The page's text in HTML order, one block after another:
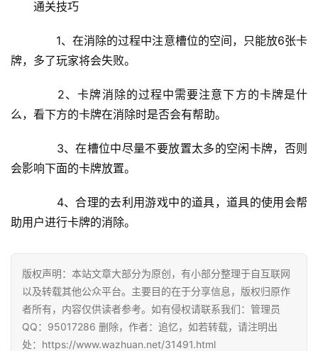
手
赚
P
P
登录
通关技巧
1、在消除的过程中注意槽位的空间，只能放6张卡
牌，多了玩家将会失败。
2、卡牌消除的过程中需要注意下方的卡牌是什
么，看下方的卡牌在消除时是否会有帮助。
3、在槽位中尽量不要放置太多的空闲卡牌，否则
会影响下面的卡牌放置。
4、合理的去利用游戏中的道具，道具的使用会帮
助用户进行卡牌的消除。
版权声明：本站文章大部分为原创，有小部分整理于自互联网
以及转载其他公众平台。主要目的在于分享信息，版权归原作
者所有，内容仅供读者参考。如有侵权请联系我们：管理员
QQ：95017286 删除，作者：追忆，如若转载，请注明出
处：https://www.wazhuan.net/31491.html